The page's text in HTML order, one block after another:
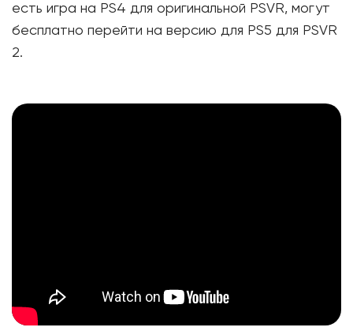
есть игра на PS4 для оригинальной PSVR, могут
бесплатно перейти на версию для PS5 для PSVR
2.